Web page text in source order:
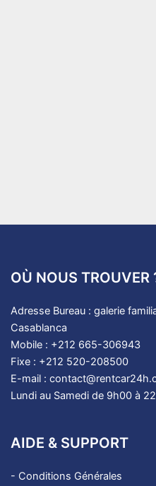
OÙ NOUS TROUVER
Adresse Bureau : galerie
Casablanca
Mobile : +212 665-306943
Fixe : +212 520-208500
E-mail :
Lundi au Samedi de 9h00 à
AIDE & SUPPORT
- Conditions Générales